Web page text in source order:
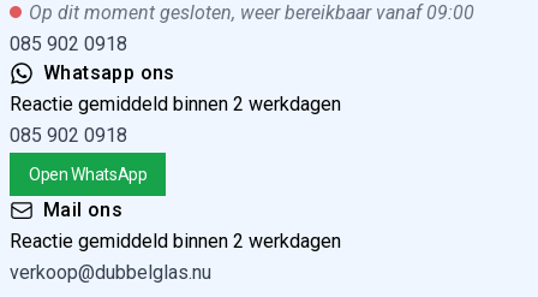
Op dit moment gesloten, weer bereikbaar vanaf 09:00
085 902 0918
Whatsapp ons
Reactie gemiddeld binnen 2 werkdagen
085 902 0918
Open WhatsApp
Mail ons
Reactie gemiddeld binnen 2 werkdagen
verkoop@dubbelglas.nu